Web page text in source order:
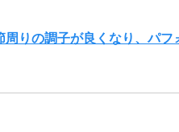
周りの調子が良くなり、パフ